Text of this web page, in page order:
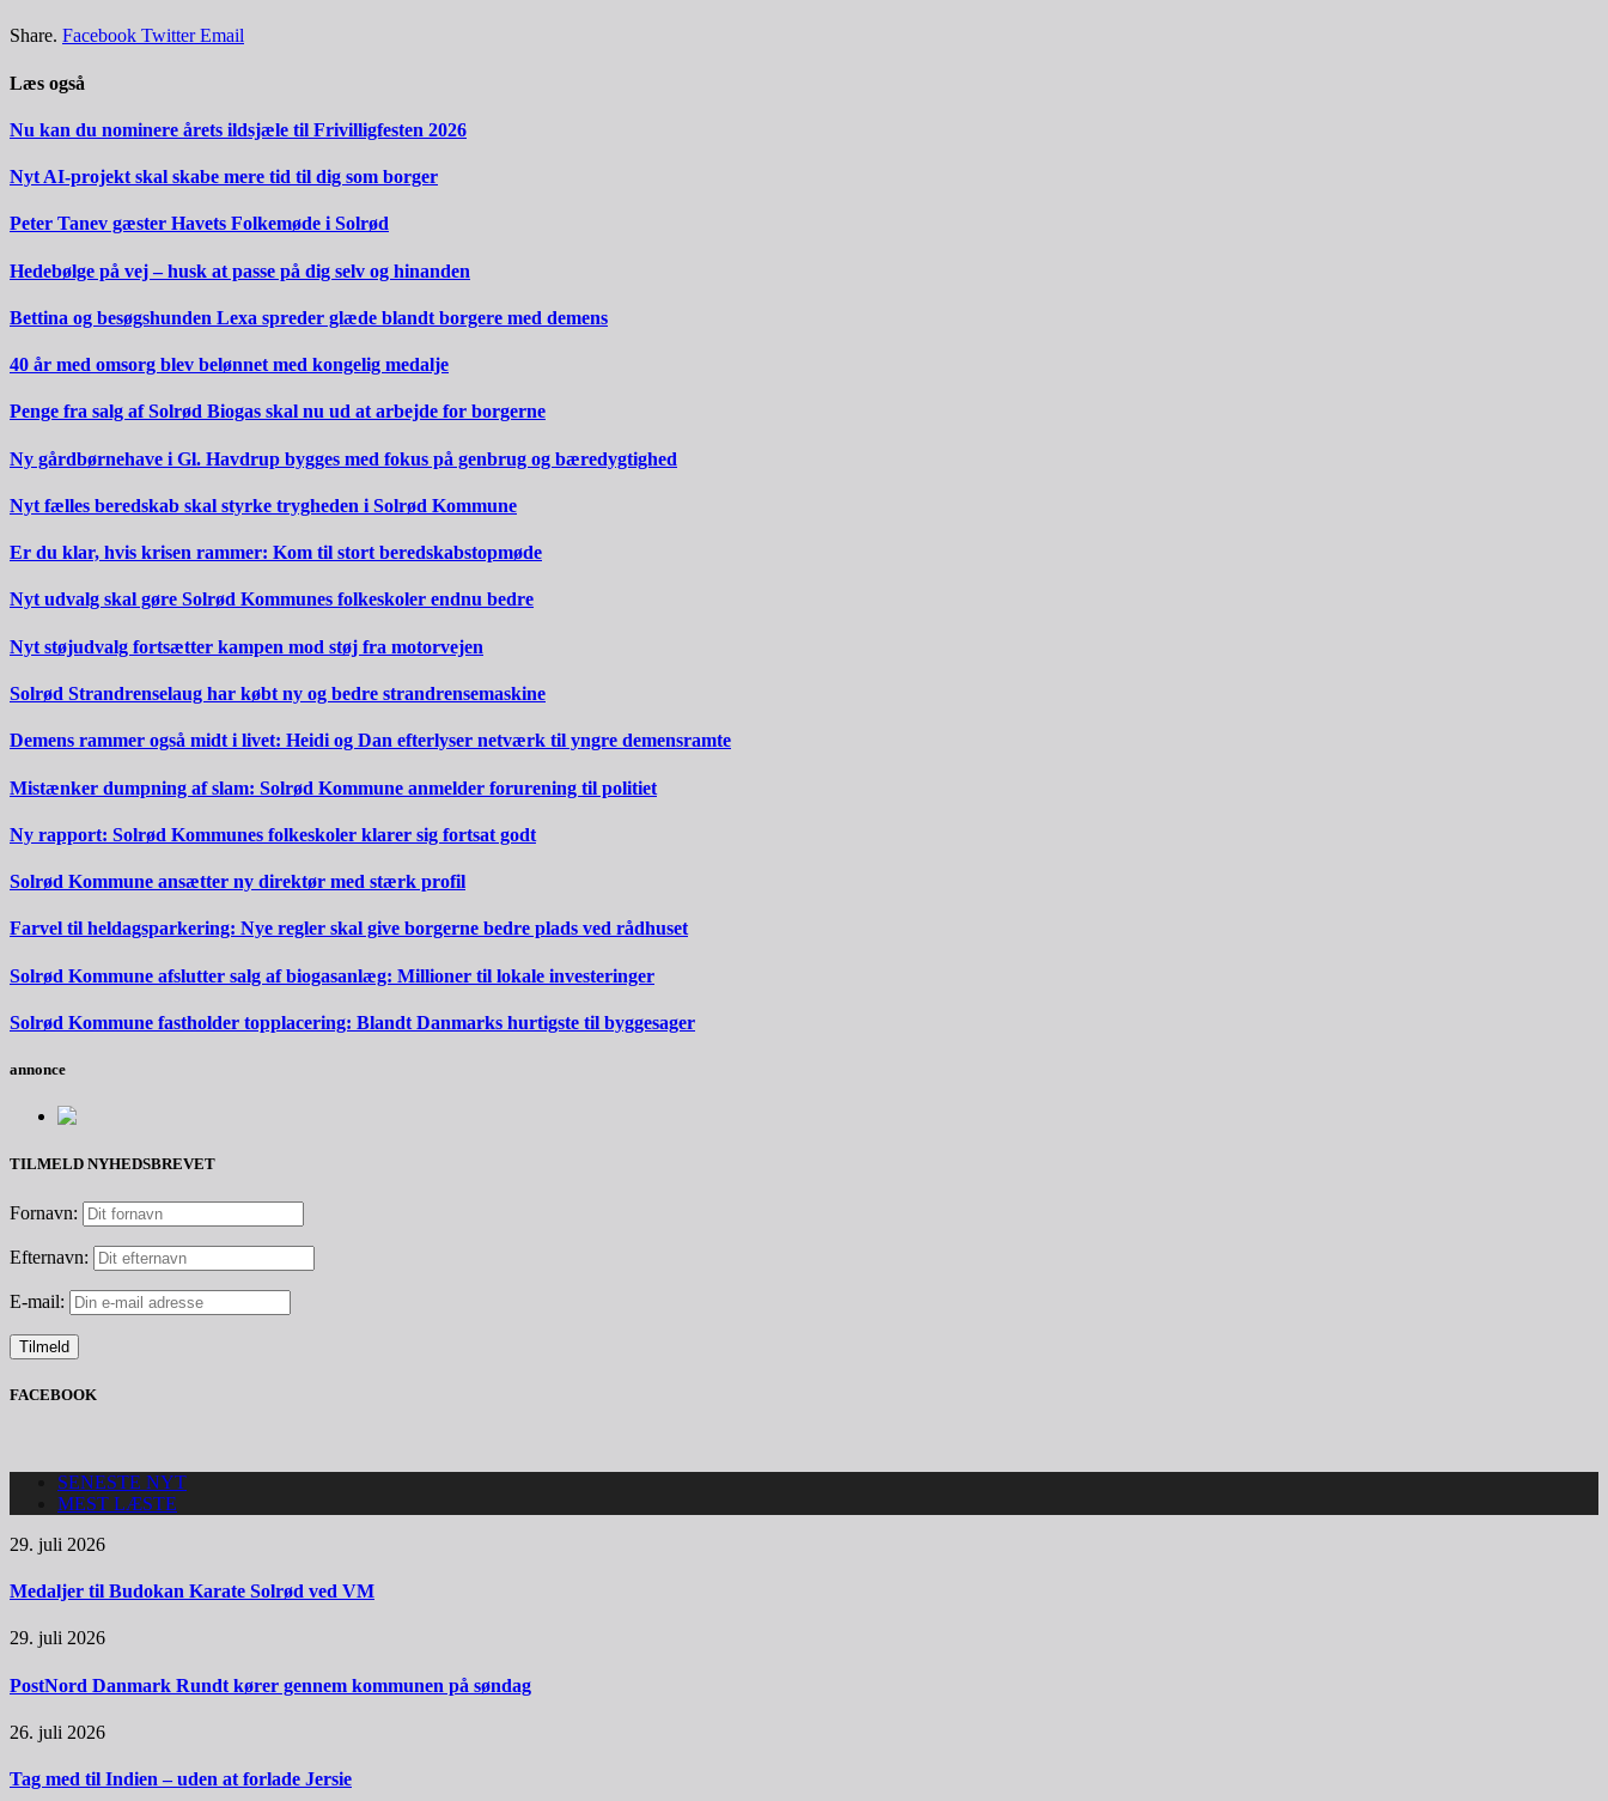
Share. Facebook Twitter Email
Læs også
Nu kan du nominere årets ildsjæle til Frivilligfesten 2026
Nyt AI-projekt skal skabe mere tid til dig som borger
Peter Tanev gæster Havets Folkemøde i Solrød
Hedebølge på vej – husk at passe på dig selv og hinanden
Bettina og besøgshunden Lexa spreder glæde blandt borgere med demens
40 år med omsorg blev belønnet med kongelig medalje
Penge fra salg af Solrød Biogas skal nu ud at arbejde for borgerne
Ny gårdbørnehave i Gl. Havdrup bygges med fokus på genbrug og bæredygtighed
Nyt fælles beredskab skal styrke trygheden i Solrød Kommune
Er du klar, hvis krisen rammer: Kom til stort beredskabstopmøde
Nyt udvalg skal gøre Solrød Kommunes folkeskoler endnu bedre
Nyt støjudvalg fortsætter kampen mod støj fra motorvejen
Solrød Strandrenselaug har købt ny og bedre strandrensemaskine
Demens rammer også midt i livet: Heidi og Dan efterlyser netværk til yngre demensramte
Mistænker dumpning af slam: Solrød Kommune anmelder forurening til politiet
Ny rapport: Solrød Kommunes folkeskoler klarer sig fortsat godt
Solrød Kommune ansætter ny direktør med stærk profil
Farvel til heldagsparkering: Nye regler skal give borgerne bedre plads ved rådhuset
Solrød Kommune afslutter salg af biogasanlæg: Millioner til lokale investeringer
Solrød Kommune fastholder topplacering: Blandt Danmarks hurtigste til byggesager
annonce
TILMELD NYHEDSBREVET
Fornavn:
Efternavn:
E-mail:
FACEBOOK
SENESTE NYT
MEST LÆSTE
29. juli 2026
Medaljer til Budokan Karate Solrød ved VM
29. juli 2026
PostNord Danmark Rundt kører gennem kommunen på søndag
26. juli 2026
Tag med til Indien – uden at forlade Jersie